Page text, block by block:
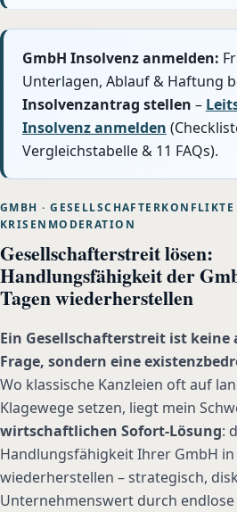
GmbH Insolvenz anmelden:
Unterlagen, Ablauf & Haftung
Insolvenzantrag stellen –
Insolvenz anmelden
Vergleichstabelle & 11 FAQs).
GMBH · GESELLSCHAFTERKONFLIKTE
KRISENMODERATION
Gesellschafterstreit lösen:
Handlungsfähigkeit der
Tagen wiederherstellen
Ein Gesellschafterstreit ist keine
Frage, sondern eine
Wo klassische Kanzleien oft auf
Klagewege setzen, liegt mein
wirtschaftlichen Sofort-Lösung:
Handlungsfähigkeit Ihrer GmbH in
wiederherstellen – strategisch,
Unternehmenswert durch